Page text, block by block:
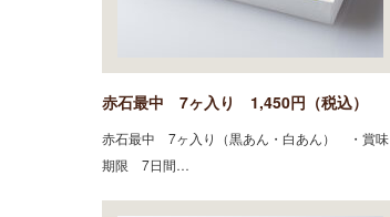
赤石最中 7ヶ入り 1,450円（税込）
赤石最中 7ヶ入り（黒あん・白あん） ・賞味
期限 7日間…